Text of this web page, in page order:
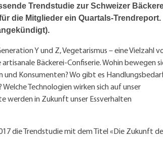
Trendstudie zur Schweizer
die Mitglieder ein Quartals-Trendreport.
Y und Z, Vegetarismus – eine Vielzahl
Bäckerei-Confiserie. Wohin bewegen
Konsumenten? Wo gibt es
Technologien wirken sich auf unser
werden in Zukunft unser Essverhalten
die Trendstudie mit dem Titel «Die Zukunft